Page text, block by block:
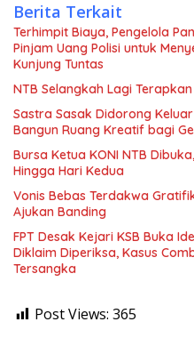
Berita Terkait
Terhimpit Biaya, Pengelola
Pinjam Uang Polisi untuk
Kunjung Tuntas
NTB Selangkah Lagi
Sastra Sasak Didorong
Bangun Ruang Kreatif bagi
Bursa Ketua KONI NTB
Hingga Hari Kedua
Vonis Bebas Terdakwa
Ajukan Banding
FPT Desak Kejari KSB Buka
Diklaim Diperiksa, Kasus
Tersangka
Post Views: 365